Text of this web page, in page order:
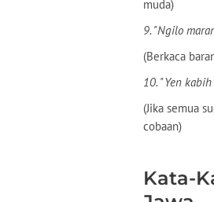
muda)
9. "Ngilo
(Berkaca
10. "Yen
(Jika semua
cobaan)
Kata-